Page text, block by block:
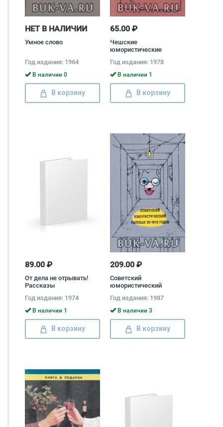
НЕТ В НАЛИЧИИ
Умное слово
Год издания: 1964
В наличии 0
В корзину
65.00 ₽
Чешские
юмористические
половина XX века
Год издания: 1978
В наличии 1
В корзину
89.00 ₽
От дела не отрывать!
Рассказы
Год издания: 1974
В наличии 1
В корзину
209.00 ₽
Советский
юмористический
Михаил Зощенко,
Валентин Катаев, Илья
Ильф, Михаил Кольцов,
Пантелеймон Романов,
Евгений Петров, Виктор
Ардов, А. Зорич
Год издания: 1987
В наличии 3
В корзину